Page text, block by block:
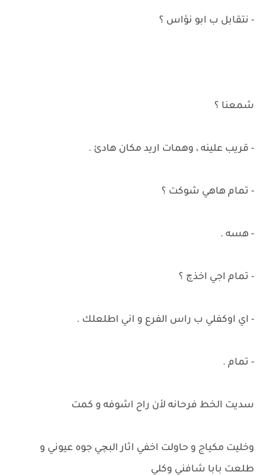
- نتقابل ب ابو نؤاس ؟
شمعنا ؟
- قريب علينه ، وهمات اريد مكان هادئ .
- تمام هاهي شوكت ؟
- هسه .
- تمام اجي اخذچ ؟
- اي اوكفلي ب راس الفرع و اني اطلعلك .
- تمام .
سديت الخط فرحانه لأن راح اشوفه و كمت
وخليت مكياج و حاولت اخفي اثار البچي جوه عيوني و
طلعت بابا شافني وكلي